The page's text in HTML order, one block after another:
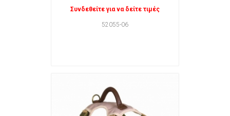
Συνδεθείτε για να δείτε τιμές
52055-06